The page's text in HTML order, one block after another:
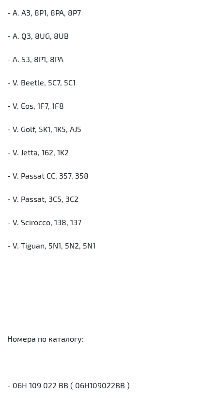
- A. A3, 8P1, 8PA, 8P7
- A. Q3, 8UG, 8UB
- A. S3, 8P1, 8PA
- V. Beetle, 5C7, 5C1
- V. Eos, 1F7, 1F8
- V. Golf, 5K1, 1K5, AJ5
- V. Jetta, 162, 1K2
- V. Passat CC, 357, 358
- V. Passat, 3C5, 3C2
- V. Scirocco, 138, 137
- V. Tiguan, 5N1, 5N2, 5N1
Номера по каталогу:
- 06H 109 022 BB ( 06H109022BB )